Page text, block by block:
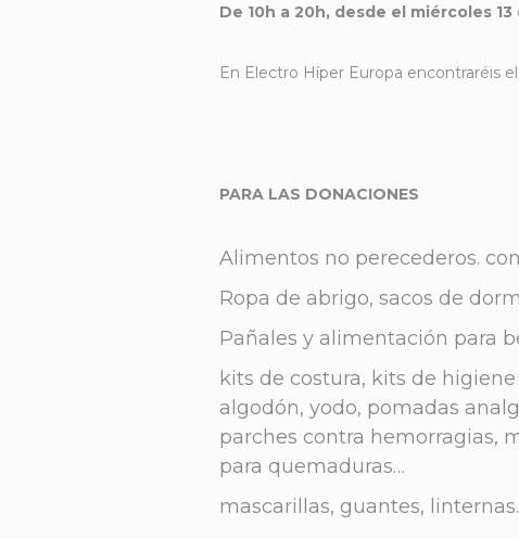
De 10h a 20h, desde el miércoles
En Electro Híper Europa encontraréis
PARA LAS DONACIONES
Alimentos no perecederos.
Ropa de abrigo, sacos de
Pañales y alimentación para
kits de costura, kits de
algodón, yodo, pomadas
parches contra hemorragias,
para quemaduras…
mascarillas, guantes,